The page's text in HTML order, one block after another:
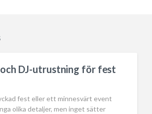
DJ-utrustning för fest
fest eller ett minnesvärt event
olika detaljer, men inget sätter